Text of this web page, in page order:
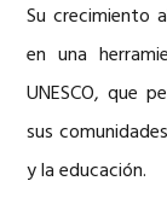
Su crecimiento
en una
UNESCO, que
sus
y la educación.